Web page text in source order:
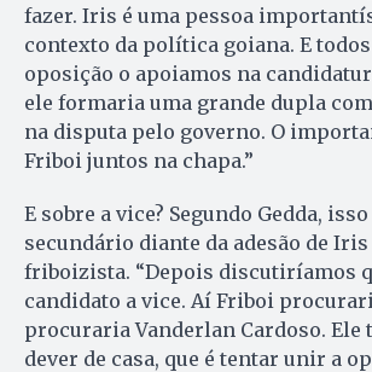
fazer. Iris é uma pessoa
contexto da política goiana. E
oposição o apoiamos na
ele formaria uma grande dupla
na disputa pelo governo. O
Friboi juntos na chapa.”
E sobre a vice? Segundo Gedda,
secundário diante da adesão de
friboizista. “De­pois discutiríamos
candidato a vice. Aí Friboi
procuraria Vanderlan Car­doso. Ele
dever de casa, que é tentar unir a